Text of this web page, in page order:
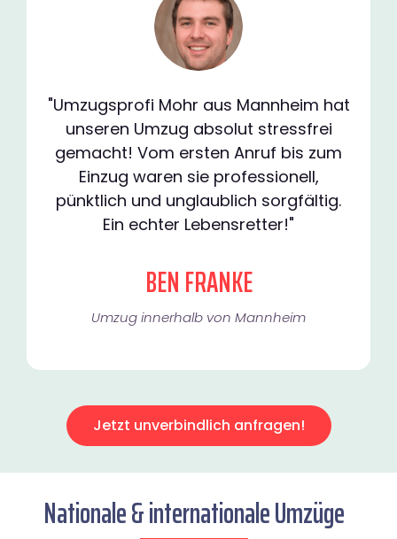
"Umzugsprofi Mohr aus Mannheim hat
unseren Umzug absolut stressfrei
gemacht! Vom ersten Anruf bis zum
Einzug waren sie professionell,
pünktlich und unglaublich sorgfältig.
Ein echter Lebensretter!"
BEN FRANKE
Umzug innerhalb von Mannheim​
Jetzt unverbindlich anfragen!
Nationale & internationale Umzüge